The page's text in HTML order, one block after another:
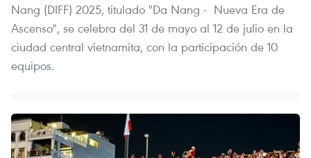
Nang (DIFF) 2025, titulado "Da Nang - Nueva Era de
Ascenso", se celebra del 31 de mayo al 12 de julio en la
ciudad central vietnamita, con la participación de 10
equipos.